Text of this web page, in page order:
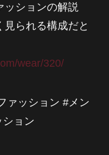
ッションの解説
られる構成だと
wear/320/
ァッション #メン
ション